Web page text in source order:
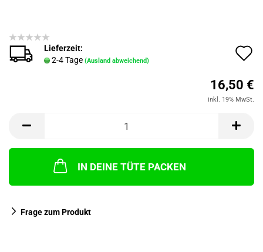
Lieferzeit:
2-4 Tage (Ausland abweichend)
16,50 €
inkl. 19% MwSt.
IN DEINE TÜTE PACKEN
Frage zum Produkt